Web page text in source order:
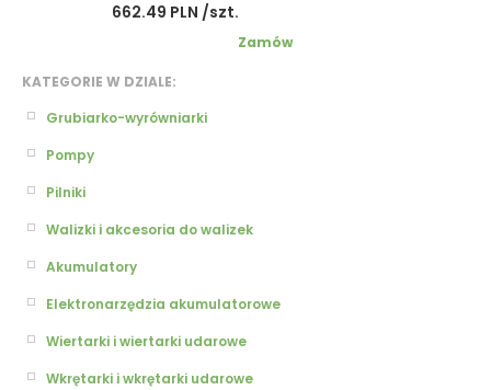
KATEGORIE W DZIALE:
Grubiarko-wyrówniarki
Pompy
Pilniki
Walizki i akcesoria do walizek
Akumulatory
Elektronarzędzia akumulatorowe
Wiertarki i wiertarki udarowe
Wkrętarki i wkrętarki udarowe
662.49 PLN /szt.
Zamów